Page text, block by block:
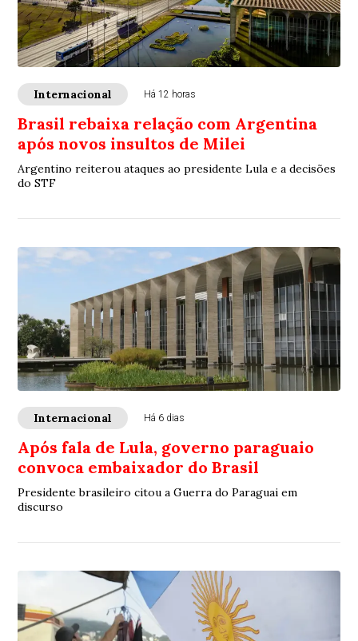
Internacional Há 12 horas
Brasil rebaixa relação com Argentina
após novos insultos de Milei
Argentino reiterou ataques ao presidente Lula e a decisões
do STF
Internacional Há 6 dias
Após fala de Lula, governo paraguaio
convoca embaixador do Brasil
Presidente brasileiro citou a Guerra do Paraguai em
discurso